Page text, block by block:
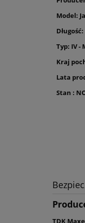
Model:
Długość:
Typ: IV -
Kraj
Lata
Stan :
TDK